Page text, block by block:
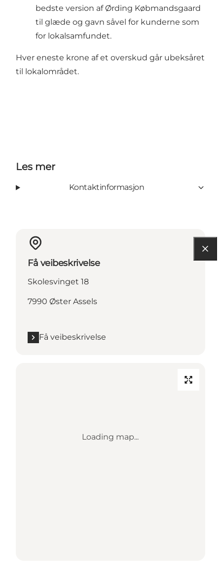
bedste version af Ørding Købmandsgaard
til glæde og gavn såvel for kunderne som
for lokalsamfundet.
Hver eneste krone af et overskud går ubeksåret
til lokalområdet.
Les mer
Kontaktinformasjon
Få veibeskrivelse
Skolesvinget 18
7990 Øster Assels
Få veibeskrivelse
Loading map...